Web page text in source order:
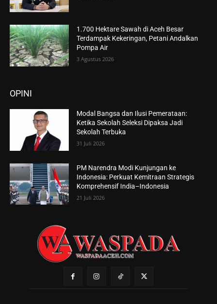
1.700 Hektare Sawah di Aceh Besar
Terdampak Kekeringan, Petani Andalkan
Pompa Air
3 Agustus 2026
OPINI
Modal Bangsa dan Ilusi Pemerataan:
Ketika Sekolah Seleksi Dipaksa Jadi
Sekolah Terbuka
31 Juli 2026
PM Narendra Modi Kunjungan ke
Indonesia: Perkuat Kemitraan Strategis
Komprehensif India–Indonesia
21 Juli 2026